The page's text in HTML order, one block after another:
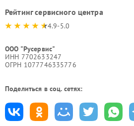
Рейтинг сервисного центра
4.9-5.0
ООО "Русервис"
ИНН 7702633247
ОГРН 1077746335776
Поделиться в соц. сетях: